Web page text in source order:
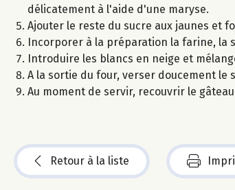
délicatement à l'aide d'une maryse.
Ajouter le reste du sucre aux jaunes et
Incorporer à la préparation la farine, la
Introduire les blancs en neige et
A la sortie du four, verser doucement
Au moment de servir, recouvrir le
Retour à la liste